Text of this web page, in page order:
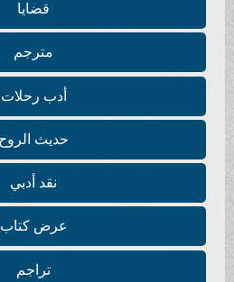
قضايا
مترجم
أدب رحلات
حديث الروح
نقد أدبي
عرض كتاب
تراجم